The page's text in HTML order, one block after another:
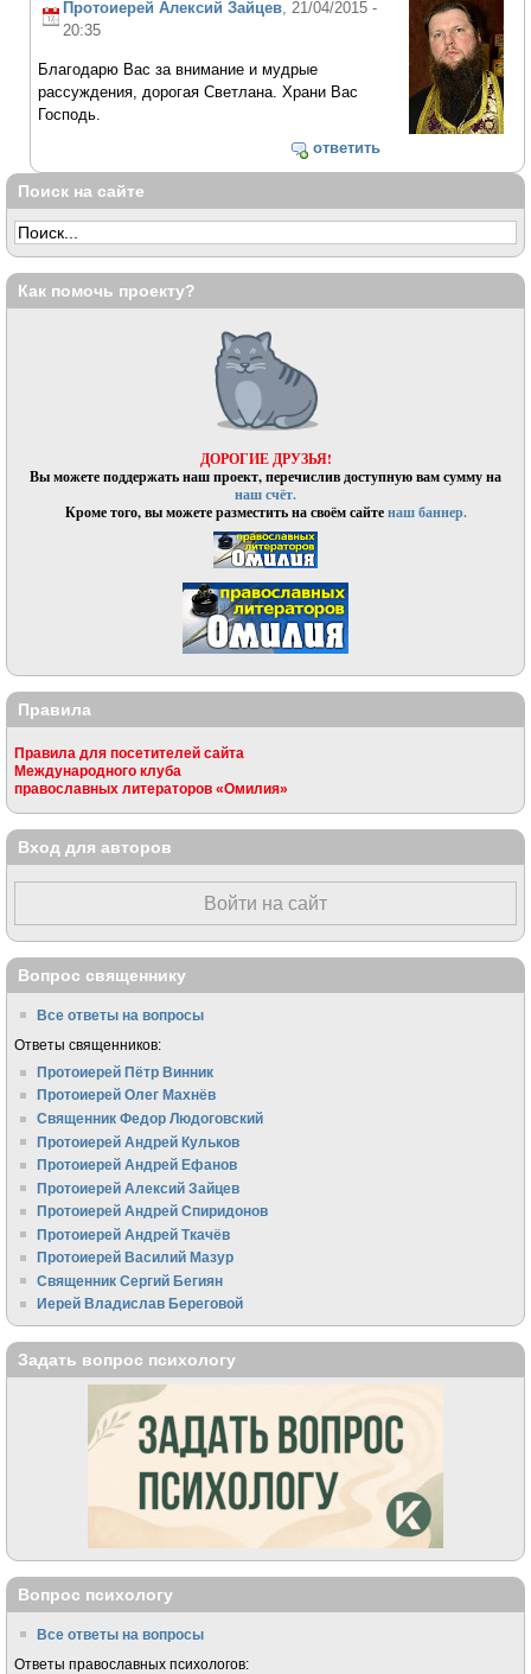
Протоиерей Алексий Зайцев , 21/04/2015 -
20:35
Благодарю Вас за внимание и мудрые
рассуждения, дорогая Светлана. Храни Вас
Господь.
ответить
Поиск на сайте
Как помочь проекту?
ДОРОГИЕ ДРУЗЬЯ!
Вы можете поддержать наш проект, перечислив доступную вам сумму на
наш счёт.
Кроме того, вы можете разместить на своём сайтенаш баннер.
Правила
Правила для посетителей сайта
Международного клуба
православных литераторов «Омилия»
Вход для авторов
Войти на сайт
Вопрос священнику
Все ответы на вопросы
Ответы священников:
Протоиерей Пётр Винник
Протоиерей Олег Махнёв
Священник Федор Людоговский
Протоиерей Андрей Кульков
Протоиерей Андрей Ефанов
Протоиерей Алексий Зайцев
Протоиерей Андрей Спиридонов
Протоиерей Андрей Ткачёв
Протоиерей Василий Мазур
Священник Сергий Бегиян
Иерей Владислав Береговой
Задать вопрос психологу
Вопрос психологу
Все ответы на вопросы
Ответы православных психологов: